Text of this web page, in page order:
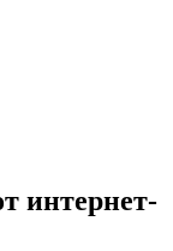
интернет-